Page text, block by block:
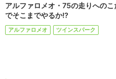
アルファロメオ・75の走りへの
でそこまでやるか!?
アルファロメオ ツインスパーク